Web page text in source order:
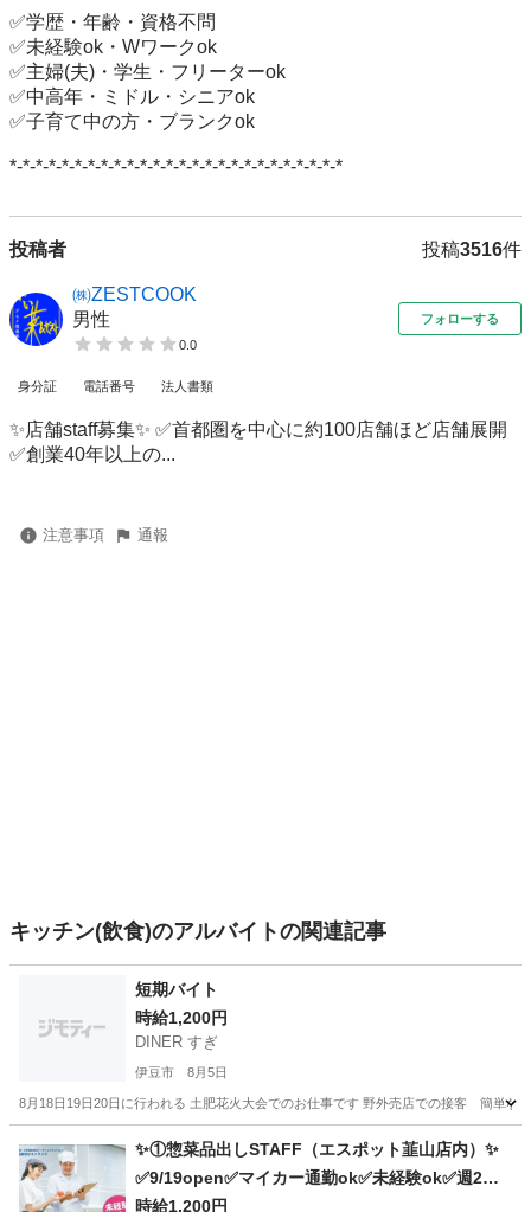
✅学歴・年齢・資格不問
✅未経験ok・Wワークok
✅主婦(夫)・学生・フリーターok
✅中高年・ミドル・シニアok
✅子育て中の方・ブランクok
*-*-*-*-*-*-*-*-*-*-*-*-*-*-*-*-*-*-*-*-*-*-*-*-*-*
投稿者 投稿3516件
㈱ZESTCOOK
男性
0.0
フォローする
身分証 電話番号 法人書類
✨店舗staff募集✨ ✅首都圏を中心に約100店舗ほど店舗展開
✅創業40年以上の...
注意事項 通報
キッチン(飲食)のアルバイトの関連記事
短期バイト
時給1,200円
DINER すぎ
伊豆市 8月5日
8月18日19日20日に行われる 土肥花火大会でのお仕事です 野外売店での接客
その他 花火大会
✨①惣菜品出しSTAFF（エスポット韮山店内）✨
✅9/19open✅マイカー通勤ok✅未経験ok✅週2～o
k
時給1,200円